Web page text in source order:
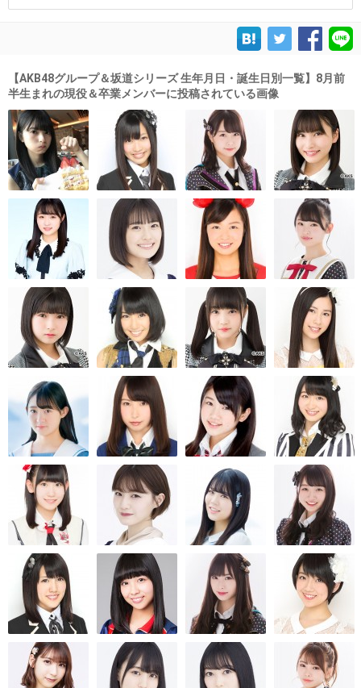
【AKB48グループ＆坂道シリーズ 生年月日・誕生日別一覧】8月前
半生まれの現役＆卒業メンバーに投稿されている画像